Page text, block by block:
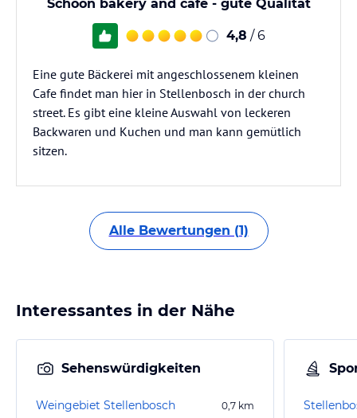
Schoon bakery and cafe - gute Qualität
4,8 / 6
Eine gute Bäckerei mit angeschlossenem kleinen
Cafe findet man hier in Stellenbosch in der church
street. Es gibt eine kleine Auswahl von leckeren
Backwaren und Kuchen und man kann gemütlich
sitzen.
Alle Bewertungen (1)
Interessantes in der Nähe
Sehenswürdigkeiten
Weingebiet Stellenbosch 0,7 km